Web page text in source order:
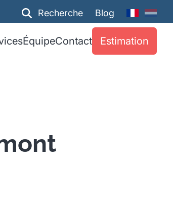
Recherche Blog
ÉquipeContact Estimation